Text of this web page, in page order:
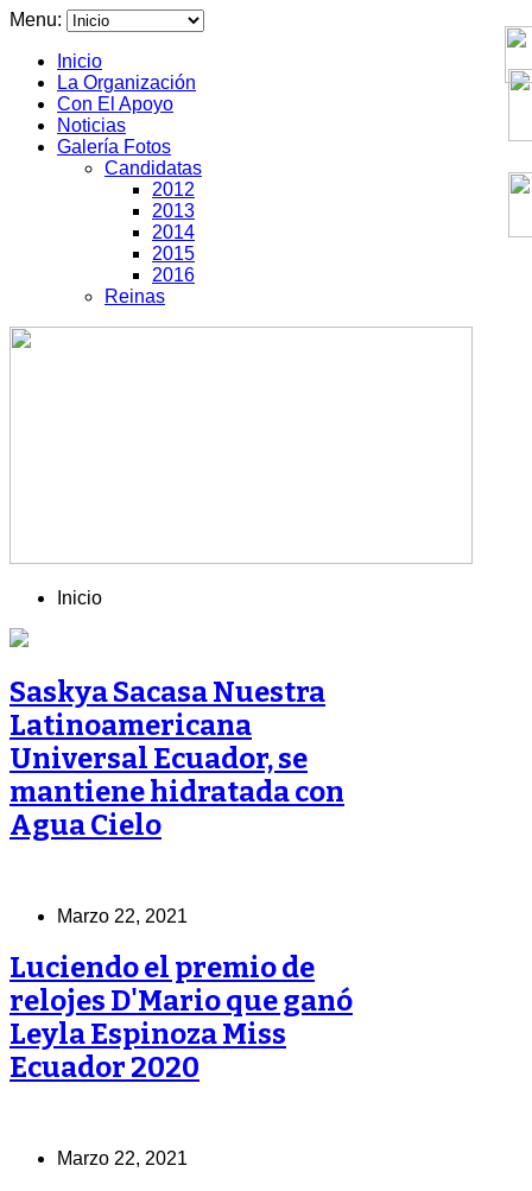
Menu:
Inicio
La Organización
Con El Apoyo
Noticias
Galería Fotos
Candidatas
2012
2013
2014
2015
2016
Reinas
Inicio
Saskya Sacasa Nuestra
Latinoamericana
Universal Ecuador, se
mantiene hidratada con
Agua Cielo
Marzo 22, 2021
Luciendo el premio de
relojes D'Mario que ganó
Leyla Espinoza Miss
Ecuador 2020
Marzo 22, 2021